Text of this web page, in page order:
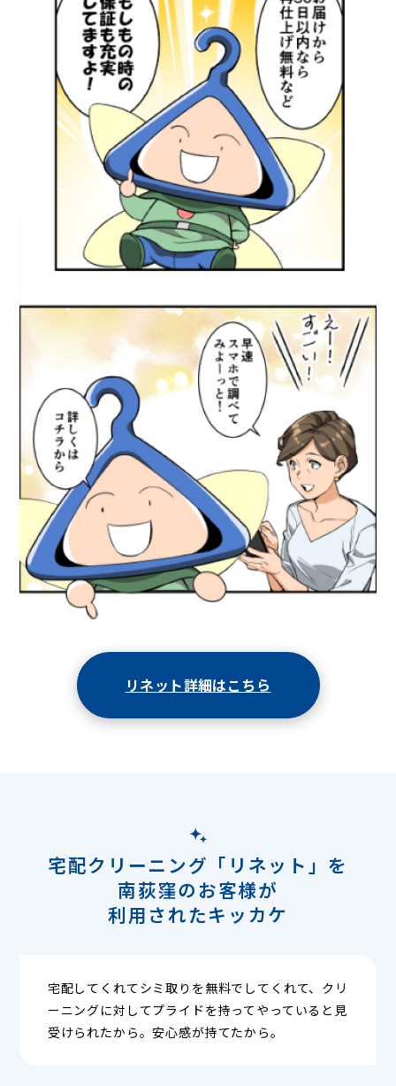
リネット詳細はこちら
宅配クリーニング「リネット」を
南荻窪のお客様が
利用されたキッカケ
宅配してくれてシミ取りを無料でしてくれて、クリ
ーニングに対してプライドを持ってやっていると見
受けられたから。安心感が持てたから。